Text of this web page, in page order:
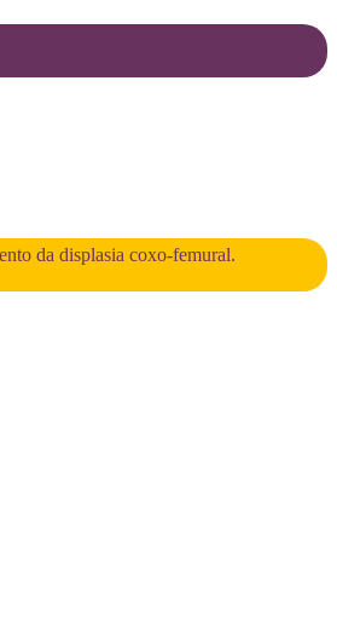
da displasia coxo-femural.